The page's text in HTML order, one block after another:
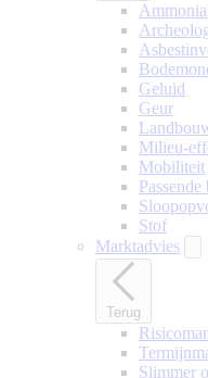
Geluid
Geur
Milieu-
Mobiliteit
Stof
Marktadvies
Terug
Slimmer